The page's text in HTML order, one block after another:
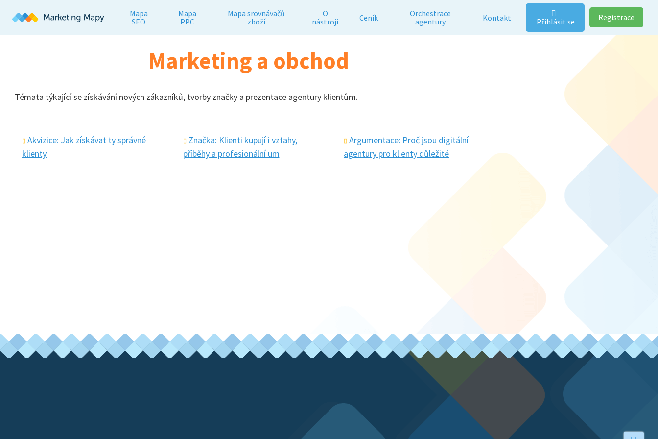
Mapa
SEO
Mapa
PPC
Mapa srovnávačů
zboží
O
nástroji
Ceník
Orchestrace
agentury
Kontakt Přihlásit se Registrace
Marketing a obchod
Témata týkající se získávání nových zákazníků, tvorby značky a prezentace agentury klientům.
Akvizice: Jak získávat ty správné
klienty
Značka: Klienti kupují i vztahy,
příběhy a profesionální um
Argumentace: Proč jsou digitální
agentury pro klienty důležité